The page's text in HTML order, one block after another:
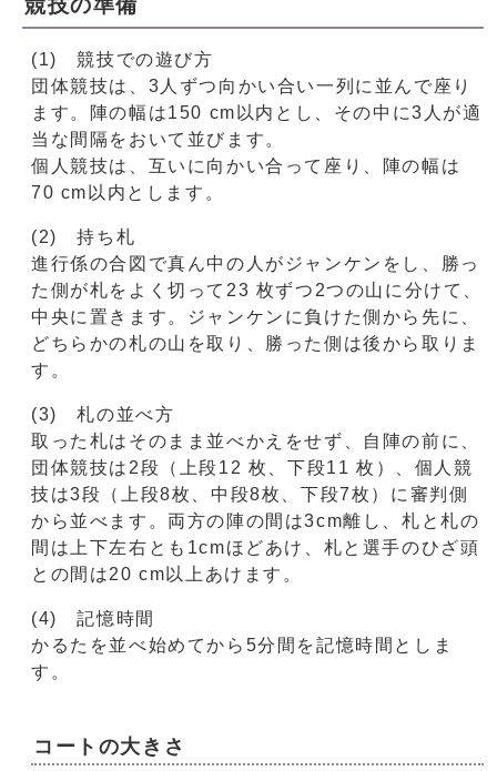
競技の準備
(1) 競技での遊び方
団体競技は、3人ずつ向かい合い一列に並んで座り
ます。陣の幅は150 cm以内とし、その中に3人が適
当な間隔をおいて並びます。
個人競技は、互いに向かい合って座り、陣の幅は
70 cm以内とします。
(2) 持ち札
進行係の合図で真ん中の人がジャンケンをし、勝っ
た側が札をよく切って23 枚ずつ2つの山に分けて、
中央に置きます。ジャンケンに負けた側から先に、
どちらかの札の山を取り、勝った側は後から取りま
す。
(3) 札の並べ方
取った札はそのまま並べかえをせず、自陣の前に、
団体競技は2段（上段12 枚、下段11 枚）、個人競
技は3段（上段8枚、中段8枚、下段7枚）に審判側
から並べます。両方の陣の間は3cm離し、札と札の
間は上下左右とも1cmほどあけ、札と選手のひざ頭
との間は20 cm以上あけます。
(4) 記憶時間
かるたを並べ始めてから5分間を記憶時間としま
す。
コートの大きさ